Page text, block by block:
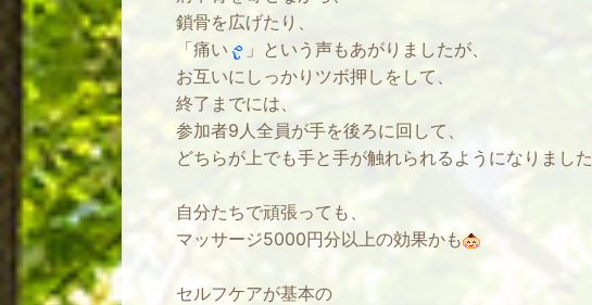
鎖骨を広げたり、
「痛い
」という声もあがりましたが、
お互いにしっかりツボ押しをして、
終了までには、
参加者9人全員が手を後ろに回して、
どちらが上でも手と手が触れられるようになりました
自分たちで頑張っても、
マッサージ5000円分以上の効果かも
セルフケアが基本の